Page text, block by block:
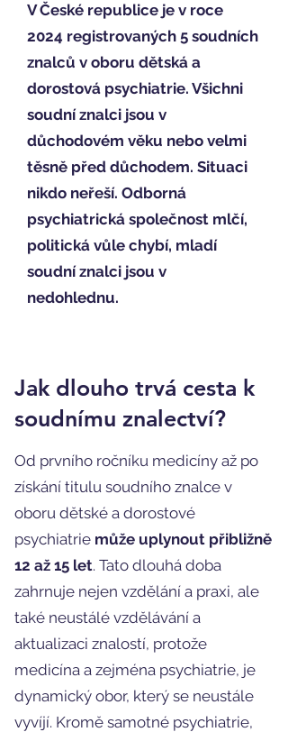
V České republice je v roce
2024 registrovaných 5 soudních
znalců v oboru dětská a
dorostová psychiatrie. Všichni
soudní znalci jsou v
důchodovém věku nebo velmi
těsně před důchodem. Situaci
nikdo neřeší. Odborná
psychiatrická společnost mlčí,
politická vůle chybí, mladí
soudní znalci jsou v
nedohlednu.
Jak dlouho trvá cesta k
soudnímu znalectví?
Od prvního ročníku medicíny až po
získání titulu soudního znalce v
oboru dětské a dorostové
psychiatrie může uplynout přibližně
12 až 15 let. Tato dlouhá doba
zahrnuje nejen vzdělání a praxi, ale
také neustálé vzdělávání a
aktualizaci znalostí, protože
medicína a zejména psychiatrie, je
dynamický obor, který se neustále
vyvíjí. Kromě samotné psychiatrie,